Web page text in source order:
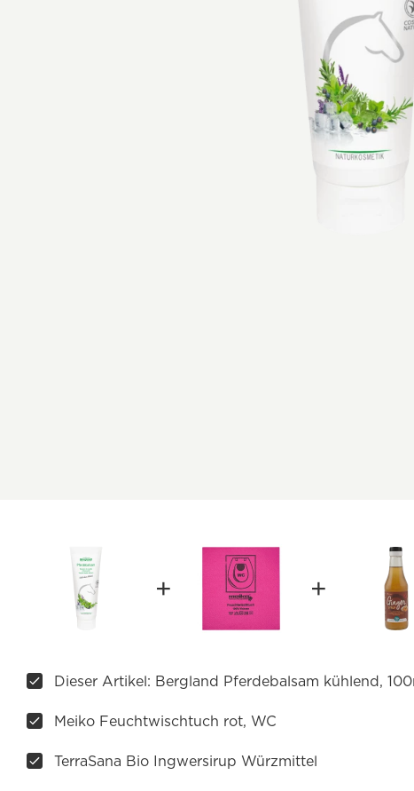
Dieser Artikel: Bergland Pferdebalsam kühlend,
Meiko Feuchtwischtuch rot, WC
TerraSana Bio Ingwersirup Würzmittel